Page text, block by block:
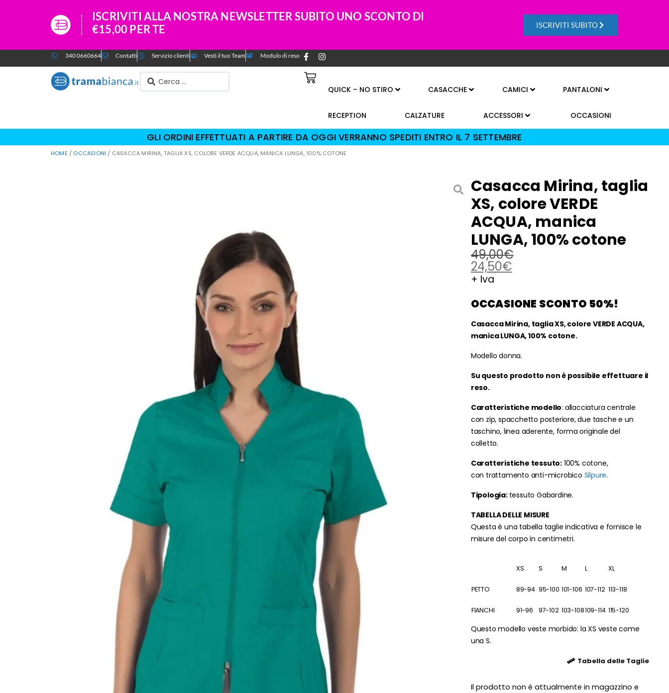
ISCRIVITI ALLA NOSTRA NEWSLETTER SUBITO UNO SCONTO DI
€15,00 PER TE
ISCRIVITI SUBITO
340 0660664 Contatti Servizio clienti Vesti il tuo Team Modulo di reso
QUICK – NO STIRO CASACCHE CAMICI PANTALONI
RECEPTION CALZATURE ACCESSORI OCCASIONI
GLI ORDINI EFFETTUATI A PARTIRE DA OGGI VERRANNO SPEDITI ENTRO IL 7 SETTEMBRE
HOME / OCCASIONI / CASACCA MIRINA, TAGLIA XS, COLORE VERDE ACQUA, MANICA LUNGA, 100% COTONE
Casacca Mirina, taglia
XS, colore VERDE
ACQUA, manica
LUNGA, 100% cotone
49,00€
24,50€
+ Iva
OCCASIONE SCONTO 50%!
Casacca Mirina, taglia XS, colore VERDE ACQUA,
manica LUNGA, 100% cotone.
Modello donna.
Su questo prodotto non è possibile effettuare il
reso.
Caratteristiche modello: allacciatura centrale
con zip, spacchetto posteriore, due tasche e un
taschino, linea aderente, forma originale del
colletto.
Caratteristiche tessuto:100% cotone,
con trattamento anti-microbico Silpure.
Tipologia: tessuto Gabardine.
TABELLA DELLE MISURE
Questa è una tabella taglie indicativa e fornisce le
misure del corpo in centimetri.
XS S M L XL
PETTO 89-94 95-100 101-106 107-112 113-118
FIANCHI 91-96 97-102 103-108109-114 115-120
Questo modello veste morbido: la XS veste come
una S.
Tabella delle Taglie
Il prodotto non è attualmente in magazzino e